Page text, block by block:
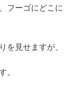
フーゴにどこに
を見せますが、
。